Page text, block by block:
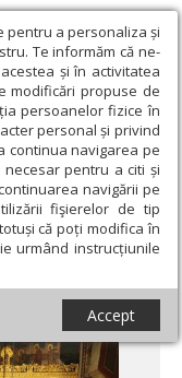
pentru a personaliza și
Te informăm că ne-
și în activitatea
modificări propuse de
persoanelor fizice în
personal și privind
continua navigarea pe
pentru a citi și
navigării pe
fişierelor de tip
că poți modifica în
urmând instrucțiunile
Accept
Patristica › Preoţia lui